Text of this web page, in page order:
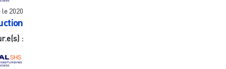
le 2020
: